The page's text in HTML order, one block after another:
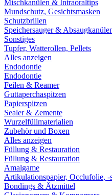
Mischkanülen & Intraoraltips
Mundschutz, Gesichtsmasken
Schutzbrillen
Speichersauger &
Sonstiges
Tupfer, Watterollen, Pellets
Alles anzeigen
Endodontie
Endodontie
Feilen & Reamer
Guttaperchaspitzen
Papierspitzen
Sealer & Zemente
Wurzelfüllmaterialien
Zubehör und Boxen
Alles anzeigen
Füllung & Restauration
Füllung & Restauration
Amalgame
Artikulationspapier, Occlufolie, -
Bondings & Ätzmittel